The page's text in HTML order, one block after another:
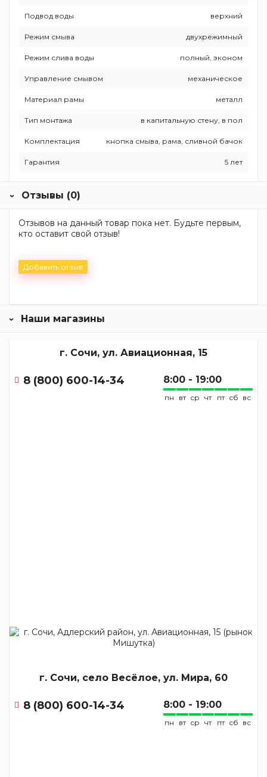
Подвод воды верхний
Режим смыва двухрежимный
Режим слива воды полный, эконом
Управление смывом механическое
Материал рамы металл
Тип монтажа в капитальную стену, в пол
Комплектация кнопка смыва, рама, сливной бачок
Гарантия 5 лет
Отзывы (0)
Отзывов на данный товар пока нет. Будьте первым,
кто оставит свой отзыв!
Добавить отзыв
Наши магазины
г. Сочи, ул. Авиационная, 15
8 (800) 600-14-34 8:00 - 19:00
пн вт ср чт пт сб вс
г. Сочи, село Весёлое, ул. Мира, 60
8 (800) 600-14-34 8:00 - 19:00
пн вт ср чт пт сб вс